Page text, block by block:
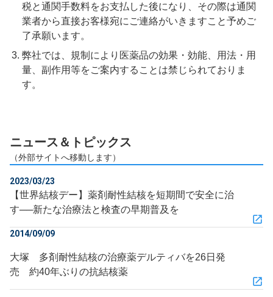
税と通関手数料をお支払した後になり、その際は通関
業者から直接お客様宛にご連絡がいきますこと予めご
了承願います。
弊社では、規制により医薬品の効果・効能、用法・用
量、副作用等をご案内することは禁じられておりま
す。
ニュース＆トピックス
（外部サイトへ移動します）
2023/03/23
【世界結核デー】薬剤耐性結核を短期間で安全に治
す──新たな治療法と検査の早期普及を
2014/09/09
大塚 多剤耐性結核の治療薬デルティバを26日発
売 約40年ぶりの抗結核薬